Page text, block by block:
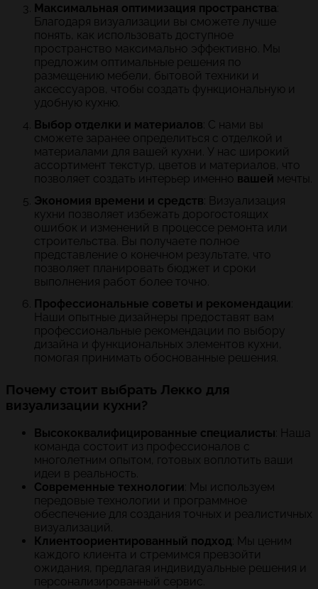
Максимальная оптимизация пространства:
Благодаря визуализации вы сможете лучше
понять, как использовать доступное
пространство максимально эффективно. Мы
предложим оптимальные решения по
размещению мебели, бытовой техники и
аксессуаров, чтобы создать функциональную и
удобную кухню.
Выбор отделки и материалов: С нами вы
сможете заранее определиться с отделкой и
материалами для вашей кухни. У нас широкий
ассортимент текстур, цветов и материалов, что
позволяет создать интерьер именно вашей мечты.
Экономия времени и средств: Визуализация
кухни позволяет избежать дорогостоящих
ошибок и изменений в процессе ремонта или
строительства. Вы получаете полное
представление о конечном результате, что
позволяет планировать бюджет и сроки
выполнения работ более точно.
Профессиональные советы и рекомендации:
Наши опытные дизайнеры предоставят вам
профессиональные рекомендации по выбору
дизайна и функциональных элементов кухни,
помогая принимать обоснованные решения.
Почему стоит выбрать Лекко для
визуализации кухни?
Высококвалифицированные специалисты: Наша
команда состоит из профессионалов с
многолетним опытом, готовых воплотить ваши
идеи в реальность.
Современные технологии: Мы используем
передовые технологии и программное
обеспечение для создания точных и реалистичных
визуализаций.
Клиентоориентированный подход: Мы ценим
каждого клиента и стремимся превзойти
ожидания, предлагая индивидуальные решения и
персонализированный сервис.